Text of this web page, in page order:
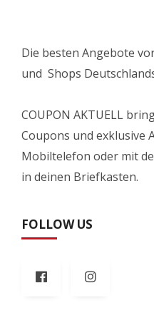
Die besten Angebote
und Shops
COUPON AKTUELL
Coupons und exklusive
Mobiltelefon oder mit
in deinen Briefkasten.
FOLLOW US